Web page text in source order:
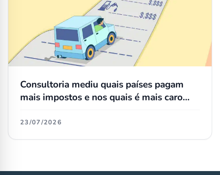
Consultoria mediu quais países pagam
mais impostos e nos quais é mais caro
23/07/2026